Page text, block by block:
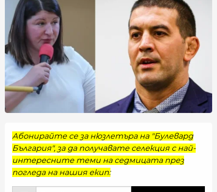
Абонирайте се за нюзлетъра на "Булевард
България", за да получавате селекция с най-
интересните теми на седмицата през
погледа на нашия екип: